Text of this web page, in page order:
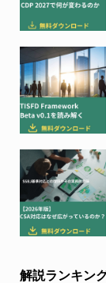
解説ランキン